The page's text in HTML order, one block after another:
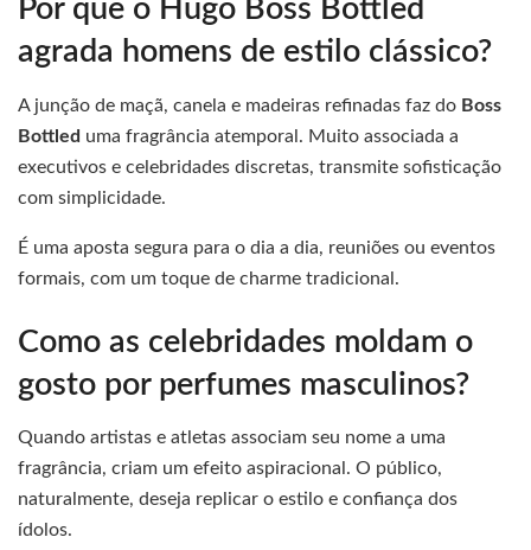
Por que o Hugo Boss Bottled
agrada homens de estilo clássico?
A junção de maçã, canela e madeiras refinadas faz do Boss
Bottled uma fragrância atemporal. Muito associada a
executivos e celebridades discretas, transmite sofisticação
com simplicidade.
É uma aposta segura para o dia a dia, reuniões ou eventos
formais, com um toque de charme tradicional.
Como as celebridades moldam o
gosto por perfumes masculinos?
Quando artistas e atletas associam seu nome a uma
fragrância, criam um efeito aspiracional. O público,
naturalmente, deseja replicar o estilo e confiança dos
ídolos.